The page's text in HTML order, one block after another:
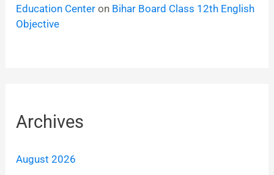
Education Center on Bihar Board Class 12th English
Objective
Archives
August 2026